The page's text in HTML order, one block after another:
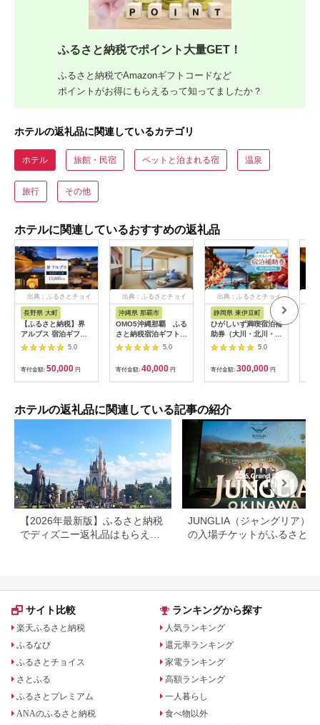
ふるさと納税でポイント大量GET！
ふるさと納税でAmazonギフトコードなど
ポイントがお得にもらえるって知ってましたか？
ホテルの返礼品に関連しているカテゴリ
ホテル 旅館・民宿 ペットと泊まれる宿 温泉
旅行 その他
ホテルに関連しているおすすめの返礼品
出典：ふるさとチョイ
長野県 大町
【ふるさと納税】界
アルプス 宿泊ギフト
券（15,000円分）
【星野リゾート】
5.0
寄付金額: 50,000 円
出典：ふるさとチョイ
沖縄県 那覇市
OMO5沖縄那覇 ふる
さと納税宿泊ギフト券
(12,000円)
5.0
寄付金額: 40,000 円
出典：ふるさとチョイ
静岡県 東伊豆町
ひがしいず満喫宿泊補
助券（大川・北川・熱
川・片瀬・白田・稲取
5.0
寄付金額: 300,000 円
ホテルの返礼品に関連している記事の紹介
【2026年最新版】ふるさと納税
でディズニー返礼品はもらえ
JUNGLIA（ジャングリア）
の入場チケットがふるさと納
サイト比較
楽天ふるさと納税
ふるなび
ふるさとチョイス
さとふる
ふるさとプレミアム
ANAのふるさと納税
ランキングから探す
人気ランキング
還元率ランキング
家電ランキング
高額ランキング
一人暮らし
食べ物以外